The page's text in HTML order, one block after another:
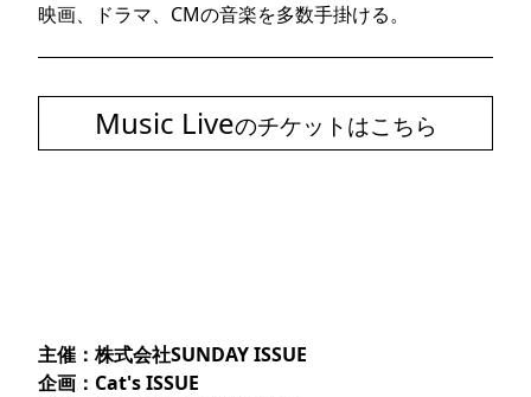
映画、ドラマ、CMの音楽を多数手掛ける。
Music Liveのチケットはこちら
主催：株式会社SUNDAY ISSUE
企画：Cat's ISSUE